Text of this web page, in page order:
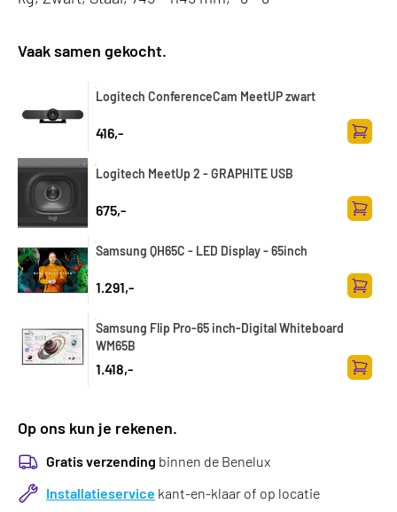
Vaak samen gekocht.
Logitech ConferenceCam MeetUP zwart
416,-
Logitech MeetUp 2 - GRAPHITE USB
675,-
Samsung QH65C - LED Display - 65inch
1.291,-
Samsung Flip Pro-65 inch-Digital Whiteboard
WM65B
1.418,-
Op ons kun je rekenen.
Gratis verzending binnen de Benelux
Installatieservice kant-en-klaar of op locatie